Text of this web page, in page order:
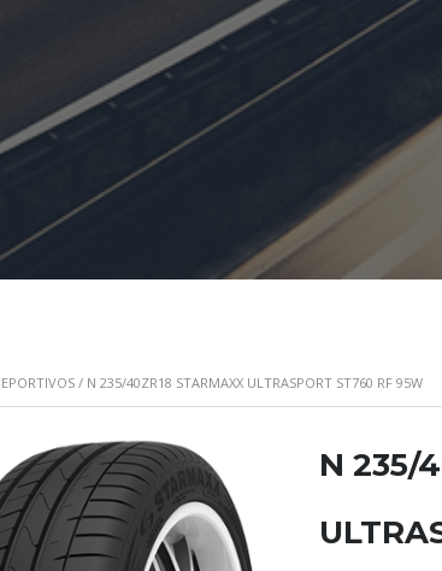
/ N 235/40ZR18 STARMAXX ULTRASPORT ST760 RF 95W
N 235/